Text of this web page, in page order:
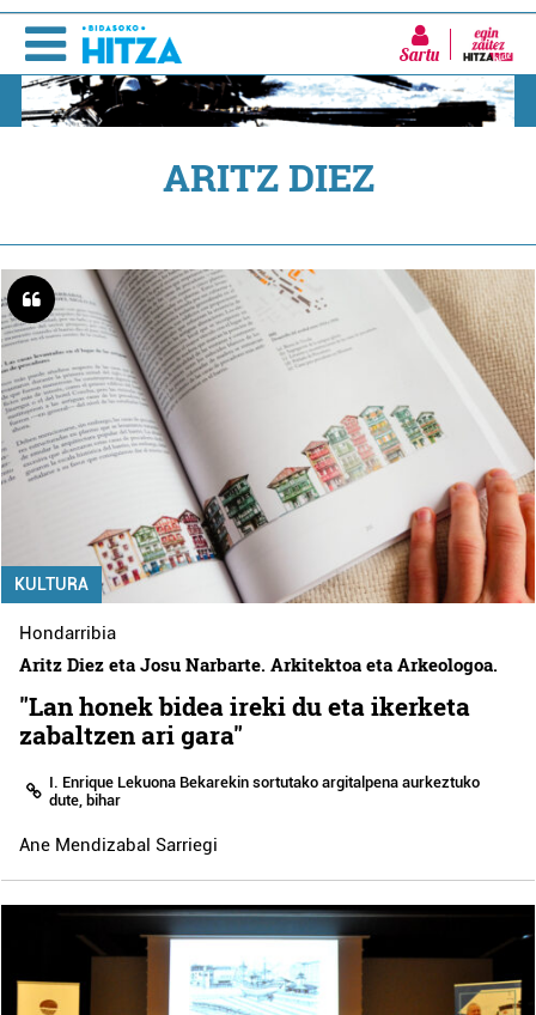
Sartu
ARITZ DIEZ
KULTURA
Hondarribia
Aritz Diez eta Josu Narbarte. Arkitektoa eta Arkeologoa.
"Lan honek bidea ireki du eta ikerketa
zabaltzen ari gara"
I. Enrique Lekuona Bekarekin sortutako argitalpena aurkeztuko
dute, bihar
Ane Mendizabal Sarriegi